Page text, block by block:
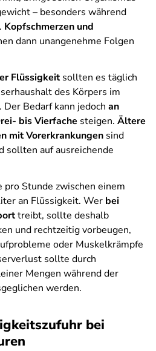
– besonders während
Kopfschmerzen und
dann unangenehme Folgen
Flüssigkeitsollten es täglich
des Körpers im
Bedarf kann jedoch an
bis Vierfache steigen. Ältere
mit Vorerkrankungen sind
sollten auf ausreichende
Stunde zwischen einem
an Flüssigkeit. Wer bei
treibt, sollte deshalb
und rechtzeitig vorbeugen,
oder Muskelkrämpfe
sollte durch
Mengen während der
werden.
bei